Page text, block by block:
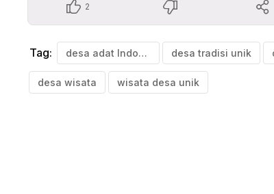
2
Tag: desa adat Indonesia desa tradisi unik
desa wisata wisata desa unik